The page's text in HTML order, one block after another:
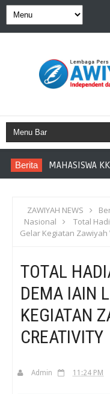
Berita MAHASISWA
ZAWIYAH NEWS
Nasional
Total
Gelar Kegiatan
TOTAL
DEMA IAIN
KEGIATAN
CREATIVITY
Admin 11:24 PM